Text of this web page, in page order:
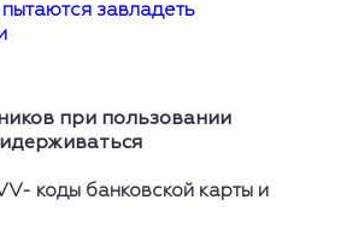
завладеть
при пользовании
коды банковской карты и